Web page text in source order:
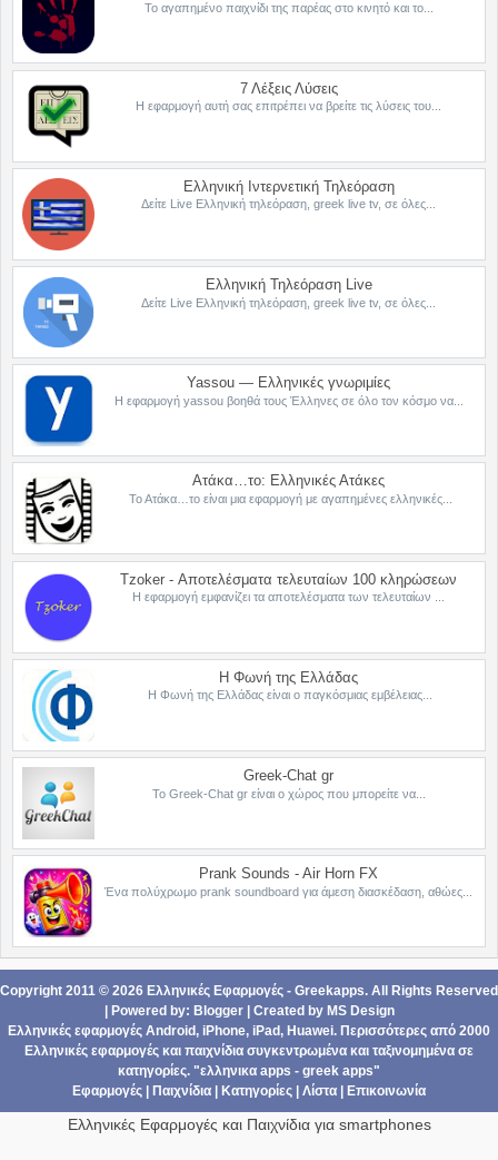
Το αγαπημένο παιχνίδι της παρέας στο κινητό και το...
7 Λέξεις Λύσεις
Η εφαρμογή αυτή σας επιτρέπει να βρείτε τις λύσεις του...
Ελληνική Ιντερνετική Τηλεόραση
Δείτε Live Ελληνική τηλεόραση, greek live tv, σε όλες...
Ελληνική Τηλεόραση Live
Δείτε Live Ελληνική τηλεόραση, greek live tv, σε όλες...
Yassou — Ελληνικές γνωριμίες
Η εφαρμογή yassou βοηθά τους Έλληνες σε όλο τον κόσμο να...
Ατάκα…το: Ελληνικές Ατάκες
Το Ατάκα…το είναι μια εφαρμογή με αγαπημένες ελληνικές...
Tzoker - Αποτελέσματα τελευταίων 100 κληρώσεων
Η εφαρμογή εμφανίζει τα αποτελέσματα των τελευταίων ...
Η Φωνή της Ελλάδας
Η Φωνή της Ελλάδας είναι ο παγκόσμιας εμβέλειας...
Greek-Chat gr
Το Greek-Chat gr είναι ο χώρος που μπορείτε να...
Prank Sounds - Air Horn FX
Ένα πολύχρωμο prank soundboard για άμεση διασκέδαση, αθώες...
Copyright 2011 © 2026 Ελληνικές Εφαρμογές - Greekapps. All Rights Reserved
| Powered by: Blogger| Created by MS Design
Ελληνικές εφαρμογές Android, iPhone, iPad, Ηuawei. Περισσότερες από 2000
Ελληνικές εφαρμογές και παιχνίδια συγκεντρωμένα και ταξινομημένα σε
κατηγορίες. "ελληνικα apps - greek apps"
Εφαρμογές | Παιχνίδια | Κατηγορίες | Λίστα | Επικοινωνία
Ελληνικές Εφαρμογές και Παιχνίδια για smartphones